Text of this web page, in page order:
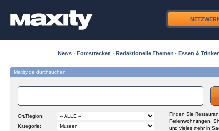
News · Fotostrecken · Redaktionelle Themen · Essen &
Maxity.de durchsuchen
Ort/Region:
Kategorie:
Finden Sie
Ferienwohnungen,
und vieles mehr in